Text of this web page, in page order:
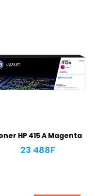
HP 415 A Magenta
23 488F